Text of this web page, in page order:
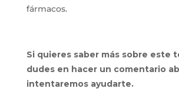
fármacos.
Si quieres saber más sobre este
dudes en hacer un comentario
intentaremos ayudarte.